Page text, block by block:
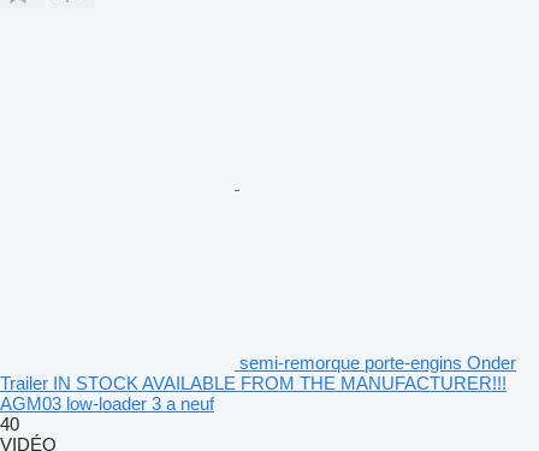
semi-remorque porte-engins Onder
Trailer IN STOCK AVAILABLE FROM THE MANUFACTURER!!!
AGM03 low-loader 3 a neuf
40
VIDÉO